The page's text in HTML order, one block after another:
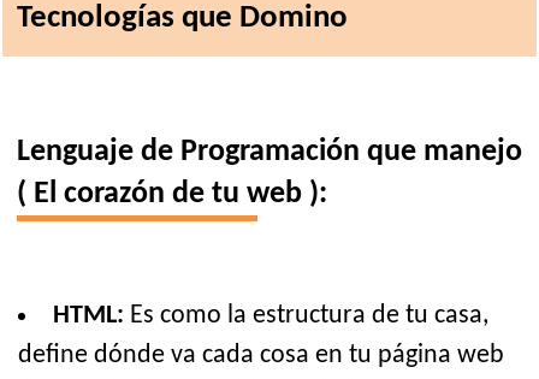
Tecnologías que Domino
Lenguaje de Programación que manejo
( El corazón de tu web ):
HTML: Es como la estructura de tu casa,
define dónde va cada cosa en tu página web